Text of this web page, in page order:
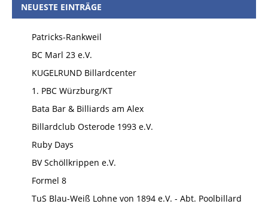
NEUESTE EINTRÄGE
Patricks-Rankweil
BC Marl 23 e.V.
KUGELRUND Billardcenter
1. PBC Würzburg/KT
Bata Bar & Billiards am Alex
Billardclub Osterode 1993 e.V.
Ruby Days
BV Schöllkrippen e.V.
Formel 8
TuS Blau-Weiß Lohne von 1894 e.V. - Abt. Poolbillard